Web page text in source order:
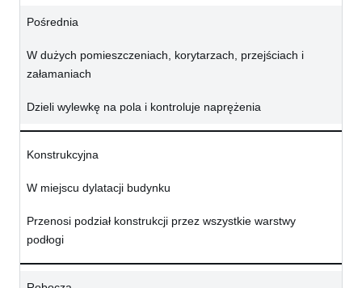
Pośrednia
W dużych pomieszczeniach, korytarzach, przejściach i
załamaniach
Dzieli wylewkę na pola i kontroluje naprężenia
Konstrukcyjna
W miejscu dylatacji budynku
Przenosi podział konstrukcji przez wszystkie warstwy
podłogi